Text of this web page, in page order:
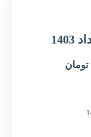
تومان